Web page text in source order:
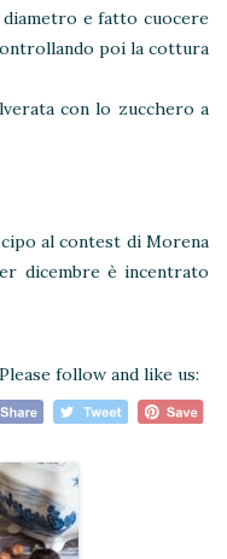
e fatto cuocere
poi la cottura
con lo zucchero a
al contest di Morena
dicembre è incentrato
Please follow and like us: